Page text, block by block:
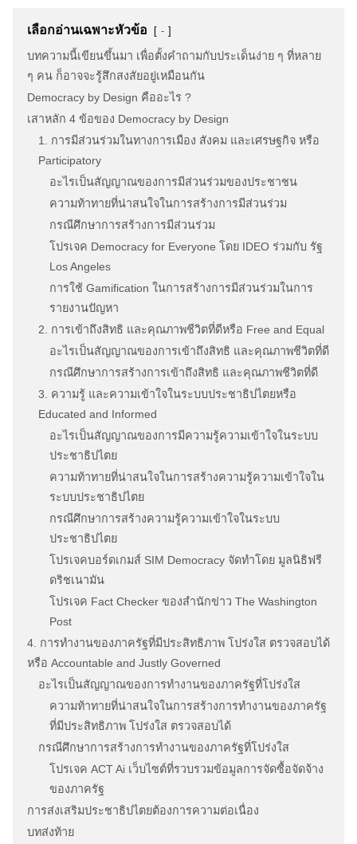
เลือกอ่านเฉพาะหัวข้อ -
บทความนี้เขียนขึ้นมา เพื่อตั้งคำถามกับประเด็นง่าย ๆ ที่หลาย
ๆ คน ก็อาจจะรู้สึกสงสัยอยู่เหมือนกัน
Democracy by Design คืออะไร ?
เสาหลัก 4 ข้อของ Democracy by Design
1. การมีส่วนร่วมในทางการเมือง สังคม และเศรษฐกิจ หรือ
Participatory
อะไรเป็นสัญญาณของการมีส่วนร่วมของประชาชน
ความท้าทายที่น่าสนใจในการสร้างการมีส่วนร่วม
กรณีศึกษาการสร้างการมีส่วนร่วม
โปรเจค Democracy for Everyone โดย IDEO ร่วมกับ รัฐ
Los Angeles
การใช้ Gamification ในการสร้างการมีส่วนร่วมในการ
รายงานปัญหา
2. การเข้าถึงสิทธิ และคุณภาพชีวิตที่ดีหรือ Free and Equal
อะไรเป็นสัญญาณของการเข้าถึงสิทธิ และคุณภาพชีวิตที่ดี
กรณีศึกษาการสร้างการเข้าถึงสิทธิ และคุณภาพชีวิตที่ดี
3. ความรู้ และความเข้าใจในระบบประชาธิปไตยหรือ
Educated and Informed
อะไรเป็นสัญญาณของการมีความรู้ความเข้าใจในระบบ
ประชาธิปไตย
ความท้าทายที่น่าสนใจในการสร้างความรู้ความเข้าใจใน
ระบบประชาธิปไตย
กรณีศึกษาการสร้างความรู้ความเข้าใจในระบบ
ประชาธิปไตย
โปรเจคบอร์ดเกมส์ SIM Democracy จัดทำโดย มูลนิธิฟรี
ดริชเนามัน
โปรเจค Fact Checker ของสำนักข่าว The Washington
Post
4. การทำงานของภาครัฐที่มีประสิทธิภาพ โปร่งใส ตรวจสอบได้
หรือ Accountable and Justly Governed
อะไรเป็นสัญญาณของการทำงานของภาครัฐที่โปร่งใส
ความท้าทายที่น่าสนใจในการสร้างการทำงานของภาครัฐ
ที่มีประสิทธิภาพ โปร่งใส ตรวจสอบได้
กรณีศึกษาการสร้างการทำงานของภาครัฐที่โปร่งใส
โปรเจค ACT Ai เว็บไซต์ที่รวบรวมข้อมูลการจัดซื้อจัดจ้าง
ของภาครัฐ
การส่งเสริมประชาธิปไตยต้องการความต่อเนื่อง
บทส่งท้าย